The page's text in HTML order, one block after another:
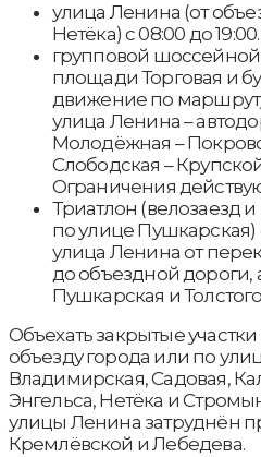
улица Ленина (от
Нетёка) с 08:00 до 19:00.
групповой шоссейной
площади Торговая и
движение по
улица Ленина –
Молодёжная –
Слободская –
Ограничения
Триатлон (велозаезд и
по улице Пушкарская)
улица Ленина от
до объездной дороги,
Пушкарская и
Объехать закрытые
объезду города или по
Владимирская, Садовая,
Энгельса, Нетёка и
улицы Ленина затруднён
Кремлёвской и Лебедева.